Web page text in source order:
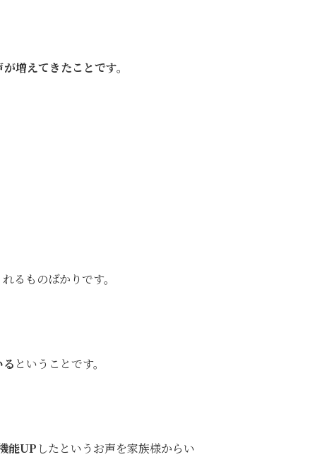
増えてきたことです。
るものばかりです。
ということです。
能UP したというお声を家族様からい